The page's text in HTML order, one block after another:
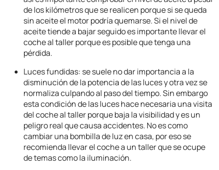
de los kilómetros que se realicen porque si se queda
sin aceite el motor podría quemarse. Si el nivel de
aceite tiende a bajar seguido es importante llevar el
coche al taller porque es posible que tenga una
pérdida.
Luces fundidas: se suele no dar importancia a la
disminución de la potencia de las luces y otra vez se
normaliza culpando al paso del tiempo. Sin embargo
esta condición de las luces hace necesaria una visita
del coche al taller porque baja la visibilidad y es un
peligro real que causa accidentes. No es como
cambiar una bombilla de luz en casa, por eso se
recomienda llevar el coche a un taller que se ocupe
de temas como la iluminación.